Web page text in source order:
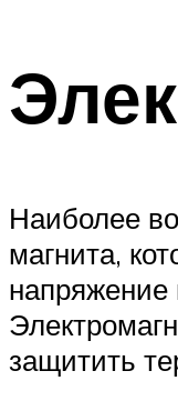
Наиболее
магнита,
напряжение
защитить